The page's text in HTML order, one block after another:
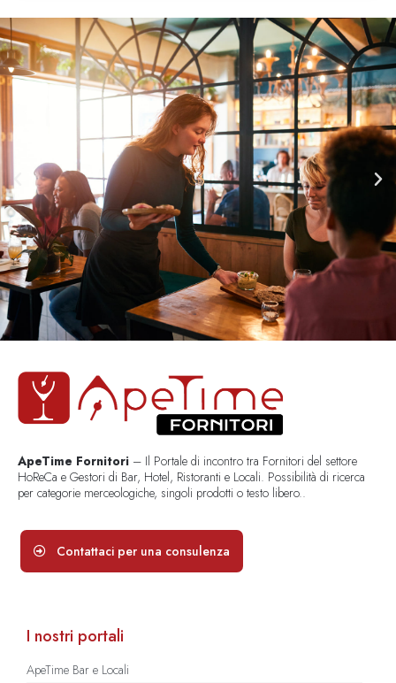
ApeTime Fornitori – Il Portale di incontro tra Fornitori del settore
HoReCa e Gestori di Bar, Hotel, Ristoranti e Locali. Possibilità di ricerca
per categorie merceologiche, singoli prodotti o testo libero..
Contattaci per una consulenza
I nostri portali
ApeTime Bar e Locali